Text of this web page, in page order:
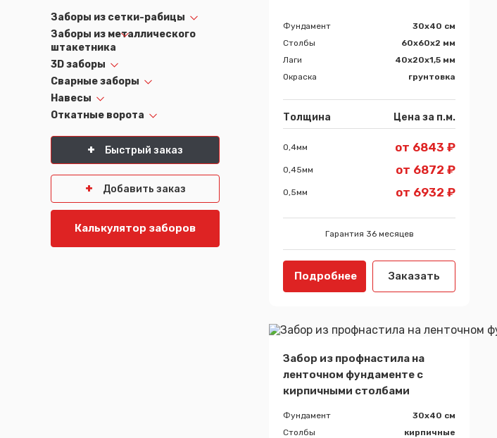
Саранск
Заборы из сетки-рабицы
Заборы из металлического
штакетника
3D заборы
Сварные заборы
Навесы
Откатные ворота
Быстрый заказ
Добавить заказ
Калькулятор заборов
Фундамент
30x40 см
Столбы
60х60х2 мм
Лаги
40х20х1,5 мм
Окраска
грунтовка
Толщина Цена за п.м.
0,4мм от 6843 ₽
0,45мм от 6872 ₽
0,5мм от 6932 ₽
Гарантия 36 месяцев
Подробнее Заказать
Забор из профнастила на
ленточном фундаменте с
кирпичными столбами
Фундамент
30x40 см
Столбы
кирпичные